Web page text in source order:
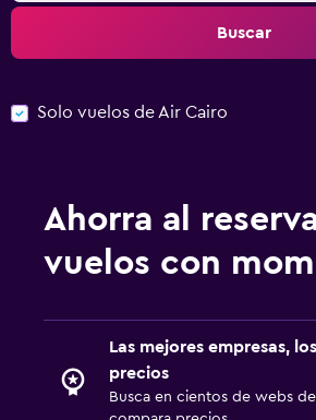
Buscar
Solo vuelos de Air Cairo
Ahorra al
vuelos con
Las mejores empresas,
precios
Busca en cientos de webs